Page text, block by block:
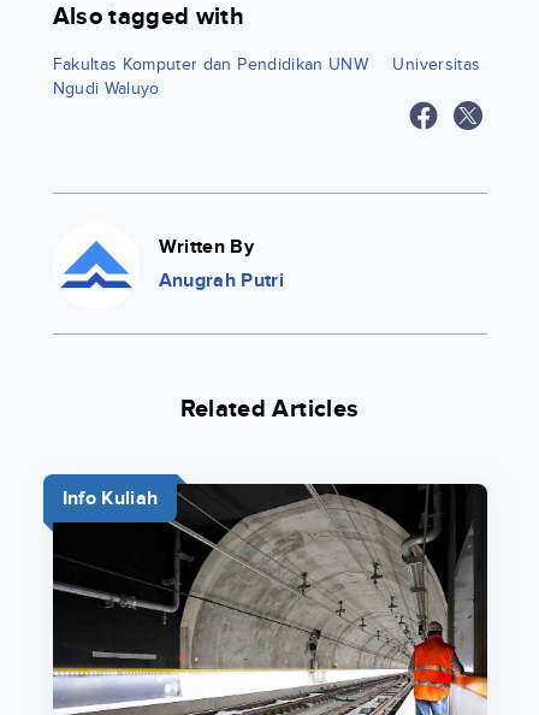
Also tagged with
Fakultas Komputer dan Pendidikan UNW
Universitas
Ngudi Waluyo
Written By
Anugrah Putri
Related Articles
Info Kuliah